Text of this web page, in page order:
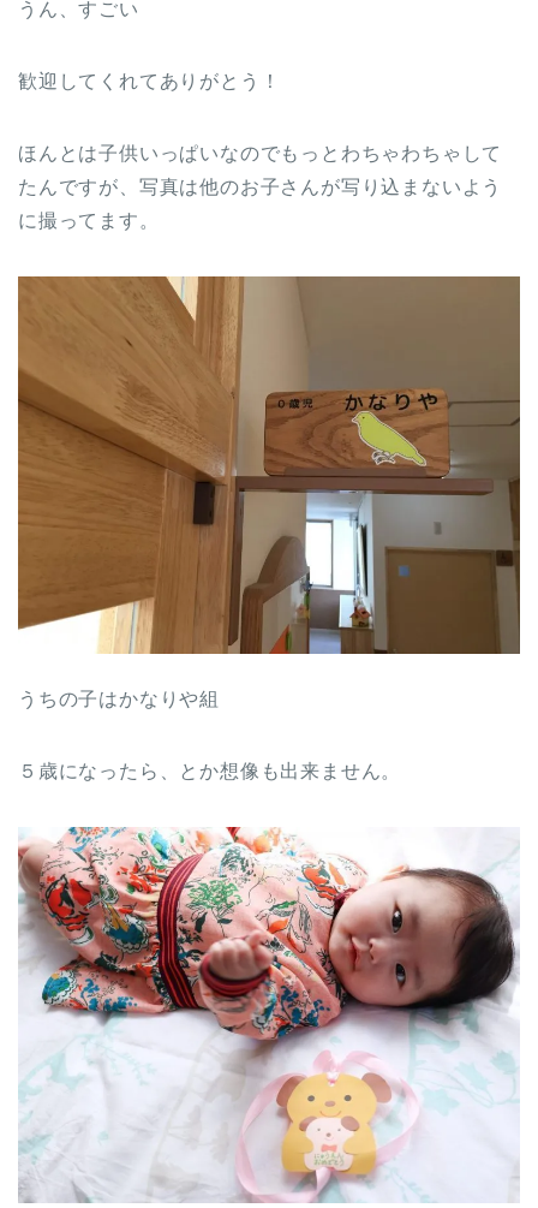
うん、すごい
歓迎してくれてありがとう！
ほんとは子供いっぱいなのでもっとわちゃわちゃして
たんですが、写真は他のお子さんが写り込まないよう
に撮ってます。
うちの子はかなりや組
５歳になったら、とか想像も出来ません。